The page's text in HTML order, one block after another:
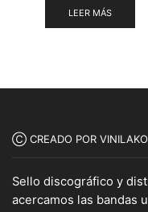
LEER MÁS
Ⓒ CREADO POR VINILAKO
Sello discográfico y
acercamos las bandas